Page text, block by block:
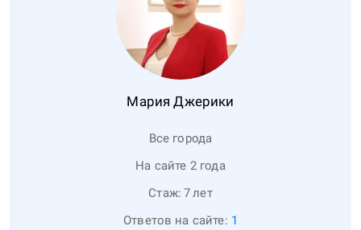
Мария Джерики
Все города
На сайте 2 года
Стаж: 7лет
Ответов на сайте: 1